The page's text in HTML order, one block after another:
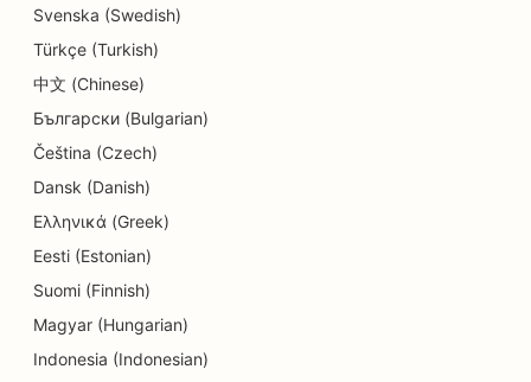
SEO pour les services de dermabrasion
SEO pour les magasins de détail
SEO pour les magasins de beignets
SEO pour les restaurants
Référencement pour les services d'éducation et
de garde d'enfants
Svenska (Swedish)
Türkçe (Turkish)
中文 (Chinese)
Български (Bulgarian)
Čeština (Czech)
Dansk (Danish)
Ελληνικά (Greek)
Eesti (Estonian)
Suomi (Finnish)
Magyar (Hungarian)
Indonesia (Indonesian)